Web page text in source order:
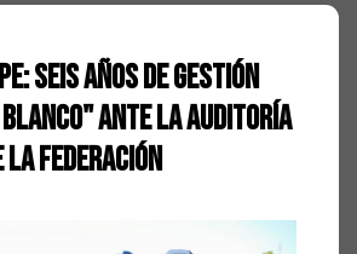
Seis años de gestión
ante la Auditoría
Federación